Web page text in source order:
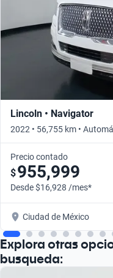
Lincoln • Navigator
2022 • 56,755 km •
Precio contado
$955,999
Desde $16,928 /mes*
Ciudad de México
Explora otras
busqueda: